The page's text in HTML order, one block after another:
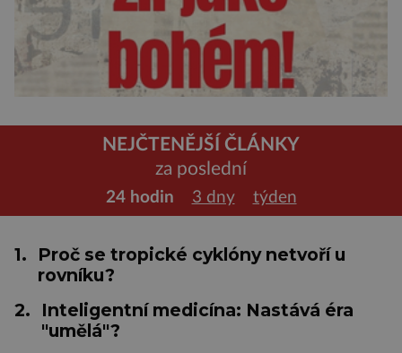
NEJČTENĚJŠÍ ČLÁNKY
za poslední
24 hodin 3 dny týden
1.
Proč se tropické cyklóny netvoří u
rovníku?
2.
Inteligentní medicína: Nastává éra
"umělá"?